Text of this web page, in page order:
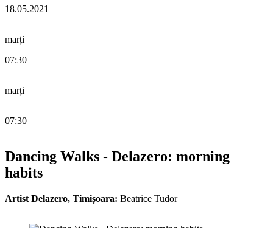
18.05.2021
marți
07:30
marți
07:30
Dancing Walks - Delazero: morning
habits
Artist Delazero, Timișoara: Beatrice Tudor